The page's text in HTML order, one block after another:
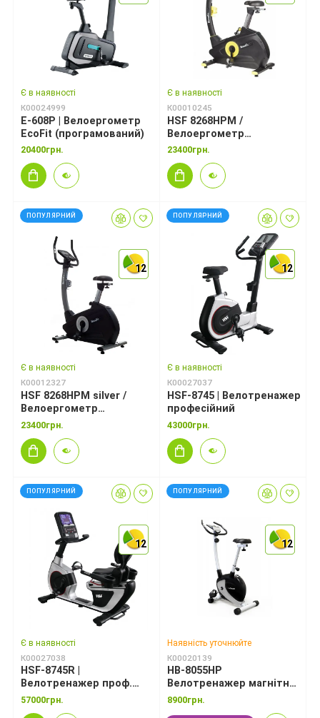
Є в наявності
К00024999
E-608P | Велоергометр
EcoFit (програмований)
20400грн.
Є в наявності
К00010245
HSF 8268HPM /
Велоергометр
(програмований)
23400грн.
12
12
12
ПОПУЛЯРНИЙ
Є в наявності
К00012327
HSF 8268HPM silver /
Велоергометр
(програмований)
23400грн.
12
12
12
ПОПУЛЯРНИЙ
Є в наявності
К00027037
HSF-8745 | Велотренажер
професійний
43000грн.
12
12
12
ПОПУЛЯРНИЙ
Є в наявності
К00027038
HSF-8745R |
Велотренажер проф.
горизонтальний
57000грн.
12
12
12
ПОПУЛЯРНИЙ
Наявність уточнюйте
К00020139
HB-8055HP
Велотренажер магнітний
HouseFit
8900грн.